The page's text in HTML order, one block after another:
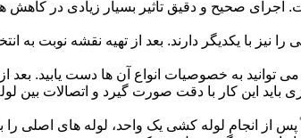
صحیح و دقیق تأثیر بسیار زیادی در کاهش
با یکدیگر دارند. بعد از تهیه نقشه نوبت به
به خصوصیات انواع آن ها دست یابید. بعد
این کار با دقت صورت گیرد و اتصالات بین
از انجام لوله کشی یک واحد، لوله های اصلی